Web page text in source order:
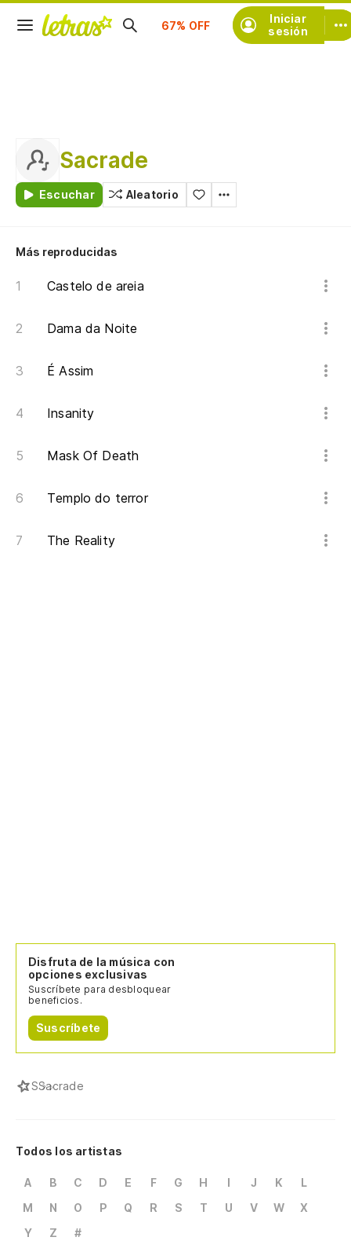
Iniciar
sesión
Suscríbete
Sacrade
Escuchar Aleatorio
Más reproducidas
Castelo de areia
Dama da Noite
É Assim
Insanity
Mask Of Death
Templo do terror
The Reality
Disfruta de la música con
opciones exclusivas
Suscríbete para desbloquear
beneficios.
Suscríbete
SSacrade
Todos los artistas
A B C D E F G H I J K
L
M
N O P Q R S T U V W
X
Y
Z #